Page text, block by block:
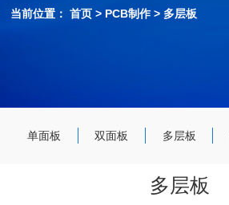
当前位置：首页 > PCB制作> 多层板
单面板 双面板 多层板
多层板